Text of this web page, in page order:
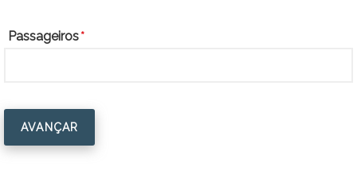
Passageiros
AVANÇAR